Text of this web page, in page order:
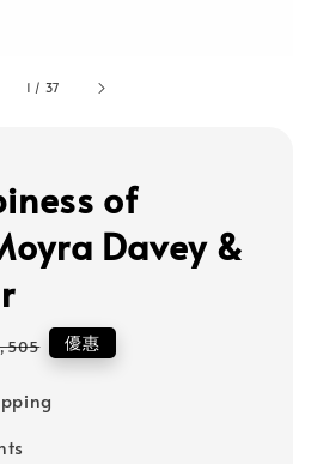
1 / 37
of
Davey &
優惠